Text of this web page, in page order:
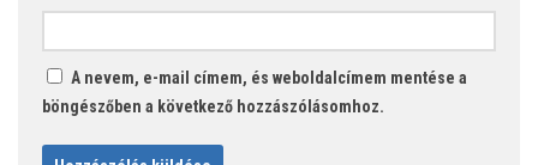
A nevem, e-mail címem, és weboldalcímem mentése a
böngészőben a következő hozzászólásomhoz.